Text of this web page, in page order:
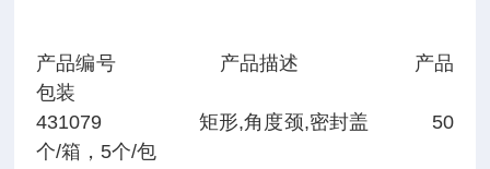
产品编号 产品描述 产品
包装
431079 矩形,角度颈,密封盖 50
个/箱，5个/包